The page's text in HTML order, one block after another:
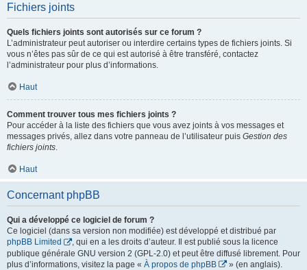
Fichiers joints
Quels fichiers joints sont autorisés sur ce forum ?
L’administrateur peut autoriser ou interdire certains types de fichiers joints. Si
vous n’êtes pas sûr de ce qui est autorisé à être transféré, contactez
l’administrateur pour plus d’informations.
Haut
Comment trouver tous mes fichiers joints ?
Pour accéder à la liste des fichiers que vous avez joints à vos messages et
messages privés, allez dans votre panneau de l’utilisateur puis Gestion des
fichiers joints.
Haut
Concernant phpBB
Qui a développé ce logiciel de forum ?
Ce logiciel (dans sa version non modifiée) est développé et distribué par
phpBB Limited
, qui en a les droits d’auteur. Il est publié sous la licence
publique générale GNU version 2 (GPL-2.0) et peut être diffusé librement. Pour
plus d’informations, visitez la page « À propos de phpBB » (en anglais).